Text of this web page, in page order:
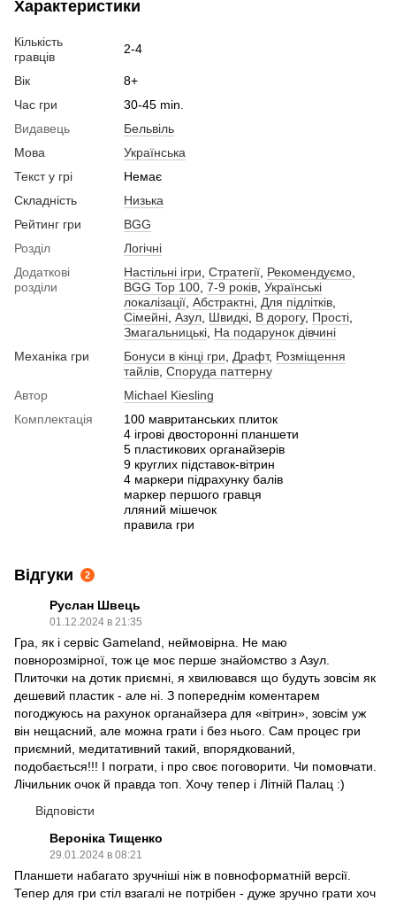
Характеристики
Кількість
гравців
2-4
Вік
8+
Час гри
30-45 min.
Видавець
Бельвіль
Мова
Українська
Текст у грі
Немає
Складність
Низька
Рейтинг гри
BGG
Розділ
Логічні
Додаткові
розділи
Настільні ігри Стратегії Рекомендуємо
BGG Top 100 7-9 років Українські
локалізації Абстрактні Для підлітків
Сімейні Азул Швидкі В дорогу, Прості
Змагальницькі На подарунок дівчині
Механіка гри
Бонуси в кінці гри Драфт, Розміщення
тайлів Споруда паттерну
Автор
Michael Kiesling
Комплектація
100 мавританських плиток
4 ігрові двосторонні планшети
5 пластикових органайзерів
9 круглих підставок-вітрин
4 маркери підрахунку балів
маркер першого гравця
лляний мішечок
правила гри
Відгуки 2
Руслан Швець
01.12.2024 в 21:35
Гра, як і сервіс Gameland, неймовірна. Не маю
повнорозмірної, тож це моє перше знайомство з Азул.
Плиточки на дотик приємні, я хвилювався що будуть зовсім як
дешевий пластик - але ні. З попереднім коментарем
погоджуюсь на рахунок органайзера для «вітрин», зовсім уж
він нещасний, але можна грати і без нього. Сам процес гри
приємний, медитативний такий, впорядкований,
подобається!!! І пограти, і про своє поговорити. Чи помовчати.
Лічильник очок й правда топ. Хочу тепер і Літній Палац :)
Відповісти
Вероніка Тищенко
29.01.2024 в 08:21
Планшети набагато зручніші ніж в повноформатній версії.
Тепер для гри стіл взагалі не потрібен - дуже зручно грати хоч